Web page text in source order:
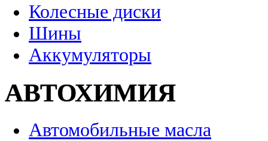
Колесные диски
Шины
Аккумуляторы
АВТОХИМИЯ
Автомобильные масла